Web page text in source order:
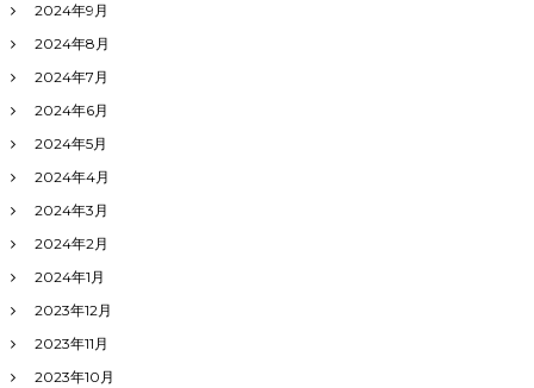
2024年9月
2024年8月
2024年7月
2024年6月
2024年5月
2024年4月
2024年3月
2024年2月
2024年1月
2023年12月
2023年11月
2023年10月